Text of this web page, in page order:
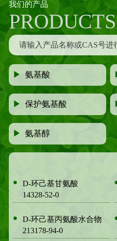
我们的产品
PRODUCTS
▶氨基酸
▶保护氨基酸
▶氨基醇
●
D-环己基甘氨酸
14328-52-0
●
D-环己基丙氨酸水合物
213178-94-0